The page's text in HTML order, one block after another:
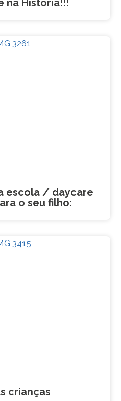
na História!!!
escola / daycare
o seu filho:
crianças